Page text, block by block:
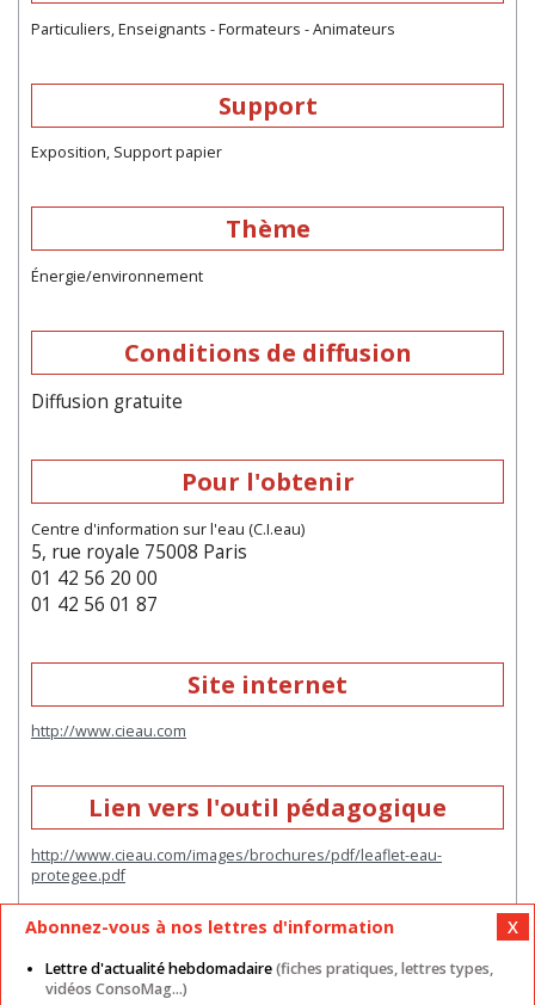
Particuliers, Enseignants - Formateurs - Animateurs
Support
Exposition, Support papier
Thème
Énergie/environnement
Conditions de diffusion
Diffusion gratuite
Pour l'obtenir
Centre d'information sur l'eau (C.I.eau)
5, rue royale 75008 Paris
01 42 56 20 00
01 42 56 01 87
Site internet
http://www.cieau.com
Lien vers l'outil pédagogique
http://www.cieau.com/images/brochures/pdf/leaflet-eau-
protegee.pdf
Abonnez-vous à nos lettres d'information
Lettre d'actualité hebdomadaire(fiches pratiques, lettres types,
vidéos ConsoMag...)